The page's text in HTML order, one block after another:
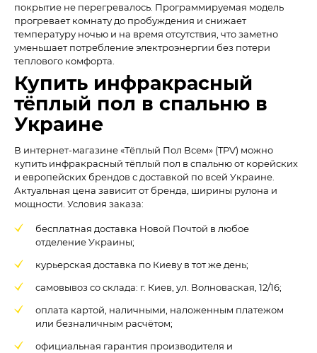
покрытие не перегревалось. Программируемая модель
прогревает комнату до пробуждения и снижает
температуру ночью и на время отсутствия, что заметно
уменьшает потребление электроэнергии без потери
теплового комфорта.
Купить инфракрасный
тёплый пол в спальню в
Украине
В интернет-магазине «Тёплый Пол Всем» (TPV) можно
купить инфракрасный тёплый пол в спальню от корейских
и европейских брендов с доставкой по всей Украине.
Актуальная цена зависит от бренда, ширины рулона и
мощности. Условия заказа:
бесплатная доставка Новой Почтой в любое
отделение Украины;
курьерская доставка по Киеву в тот же день;
самовывоз со склада: г. Киев, ул. Волноваская, 12/16;
оплата картой, наличными, наложенным платежом
или безналичным расчётом;
официальная гарантия производителя и